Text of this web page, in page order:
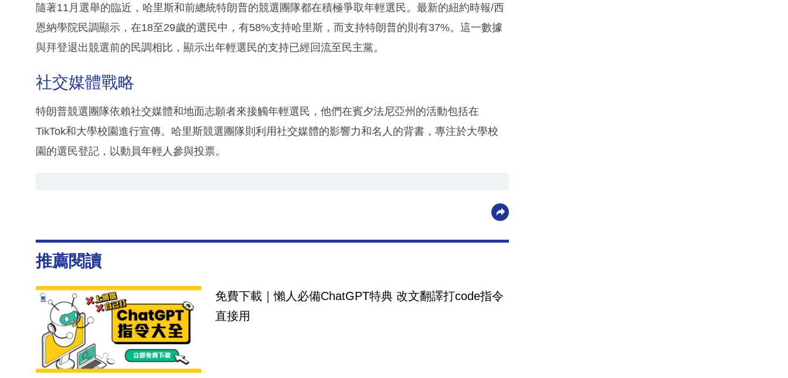
隨著11月選舉的臨近，哈里斯和前總統特朗普的競選團隊都在積極爭取年輕選民。最新的紐約時報/西
恩納學院民調顯示，在18至29歲的選民中，有58%支持哈里斯，而支持特朗普的則有37%。這一數據
與拜登退出競選前的民調相比，顯示出年輕選民的支持已經回流至民主黨。
社交媒體戰略
特朗普競選團隊依賴社交媒體和地面志願者來接觸年輕選民，他們在賓夕法尼亞州的活動包括在
TikTok和大學校園進行宣傳。哈里斯競選團隊則利用社交媒體的影響力和名人的背書，專注於大學校
園的選民登記，以動員年輕人參與投票。
推薦閱讀
免費下載｜懶人必備ChatGPT特典 改文翻譯打code指令
直接用